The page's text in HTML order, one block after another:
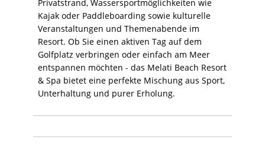
Privatstrand, Wassersportmöglichkeiten wie
Kajak oder Paddleboarding sowie kulturelle
Veranstaltungen und Themenabende im
Resort. Ob Sie einen aktiven Tag auf dem
Golfplatz verbringen oder einfach am Meer
entspannen möchten - das Melati Beach Resort
& Spa bietet eine perfekte Mischung aus Sport,
Unterhaltung und purer Erholung.